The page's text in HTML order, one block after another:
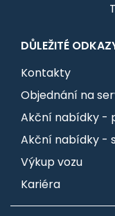
DŮLEŽITÉ
Kontakty
Objednání na
Akční nabídky -
Akční nabídky -
Výkup vozu
Kariéra